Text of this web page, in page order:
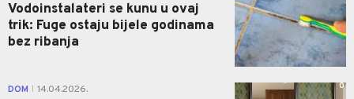
Vodoinstalateri se kunu u ovaj
trik: Fuge ostaju bijele godinama
bez ribanja
DOM 14.04.2026. 0